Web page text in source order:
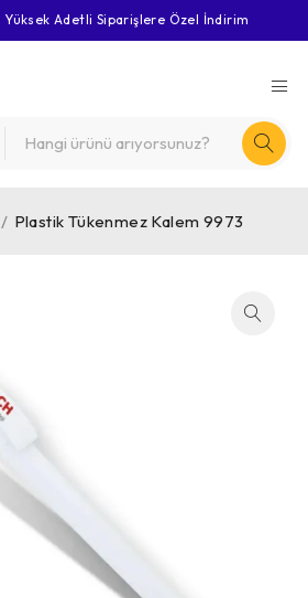
Yüksek Adetli Siparişlere Özel İndirim
/ Plastik Tükenmez Kalem 9973